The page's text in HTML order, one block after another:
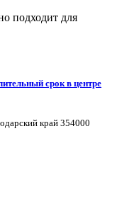
подходит для
срок в центре
край 354000